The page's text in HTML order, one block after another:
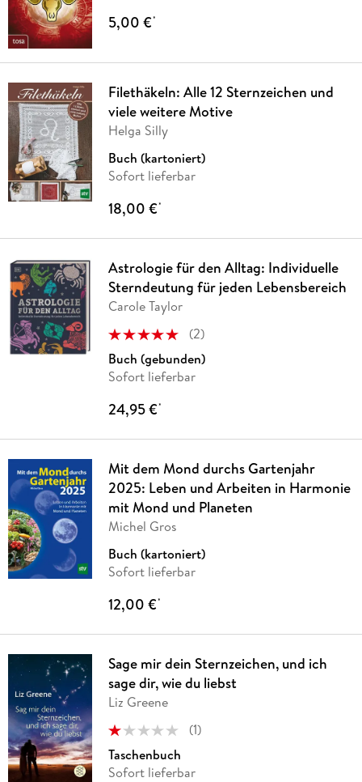
5,00 €*
Filethäkeln: Alle 12 Sternzeichen und
viele weitere Motive
Helga Silly
Buch (kartoniert)
Sofort lieferbar
18,00 €*
Astrologie für den Alltag: Individuelle
Sterndeutung für jeden Lebensbereich
Carole Taylor
(2)
Buch (gebunden)
Sofort lieferbar
24,95 €*
Mit dem Mond durchs Gartenjahr
2025: Leben und Arbeiten in Harmonie
mit Mond und Planeten
Michel Gros
Buch (kartoniert)
Sofort lieferbar
12,00 €*
Sage mir dein Sternzeichen, und ich
sage dir, wie du liebst
Liz Greene
(1)
Taschenbuch
Sofort lieferbar